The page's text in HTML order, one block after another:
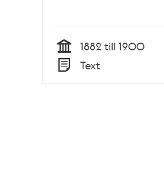
Tid
1882 till 1900
Typ
Text